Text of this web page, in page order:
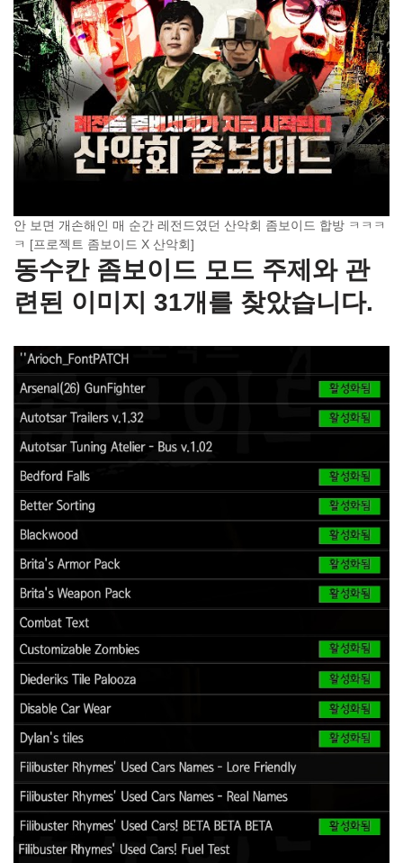
안 보면 개손해인 매 순간 레전드였던 산악회 좀보이드 합방 ㅋㅋㅋ
ㅋ [프로젝트 좀보이드 X 산악회]
동수칸 좀보이드 모드 주제와 관
련된 이미지 31개를 찾았습니다.